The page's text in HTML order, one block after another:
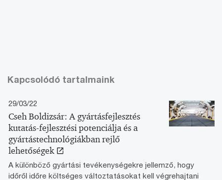
Kapcsolódó tartalmaink
29/03/22
Cseh Boldizsár: A gyártásfejlesztés
kutatás-fejlesztési potenciálja és a
gyártástechnológiákban rejlő
lehetőségek
A különböző gyártási tevékenységekre jellemző, hogy
időről időre költséges változtatásokat kell végrehajtani